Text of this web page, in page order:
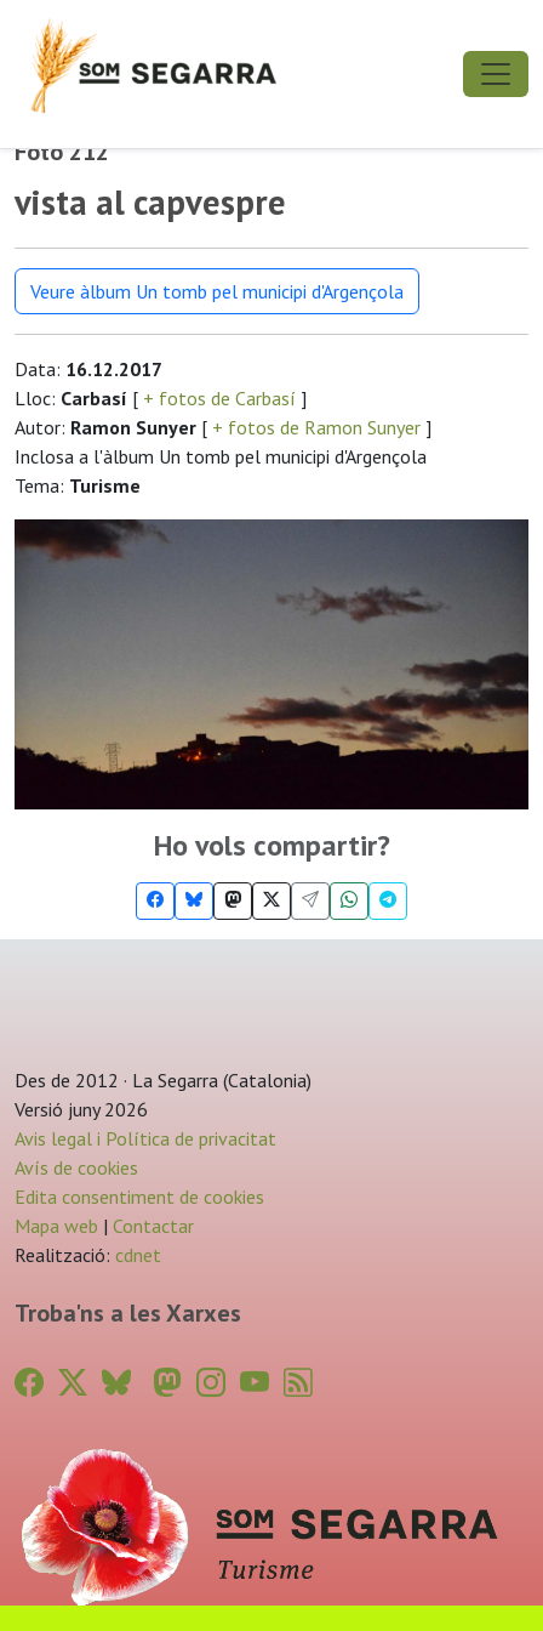
Foto 212
vista al capvespre
Veure àlbum Un tomb pel municipi d'Argençola
Data: 16.12.2017
Lloc: Carbasí [ + fotos de Carbasí ]
Autor: Ramon Sunyer [ + fotos de Ramon Sunyer ]
Inclosa a l'àlbum Un tomb pel municipi d'Argençola
Tema: Turisme
Ho vols compartir?
Des de 2012 · La Segarra (Catalonia)
Versió juny 2026
Avis legal i Política de privacitat
Avís de cookies
Edita consentiment de cookies
Mapa web | Contactar
Realització: cdnet
Troba'ns a les Xarxes